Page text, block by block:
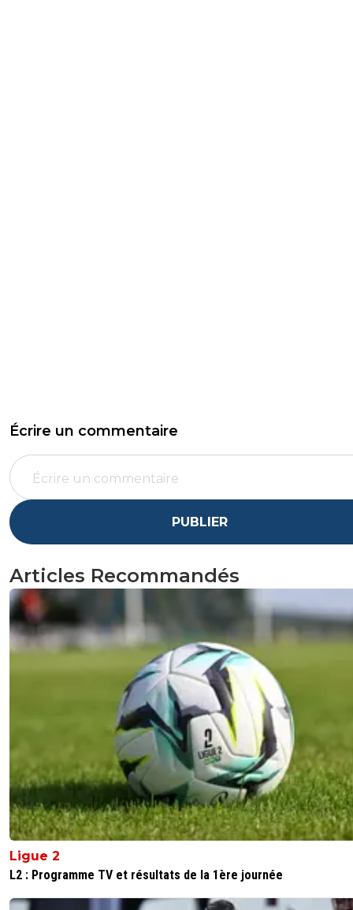
Écrire un commentaire
PUBLIER
Articles Recommandés
Ligue 2
L2 : Programme TV et résultats de la 1ère journée